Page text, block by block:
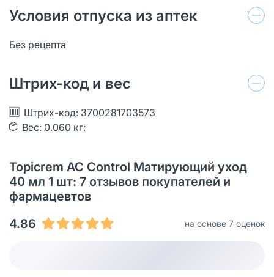
Условия отпуска из аптек
Без рецепта
Штрих-код и вес
Штрих-код: 3700281703573
Вес: 0.060 кг;
Topicrem AC Control Матирующий уход
40 мл 1 шт: 7 отзывов покупателей и
фармацевтов
4.86
на основе 7 оценок